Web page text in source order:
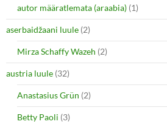
autor määratlemata (araabia) (1)
aserbaidžaani luule (2)
Mirza Schaffy Wazeh (2)
austria luule (32)
Anastasius Grün (2)
Betty Paoli (3)